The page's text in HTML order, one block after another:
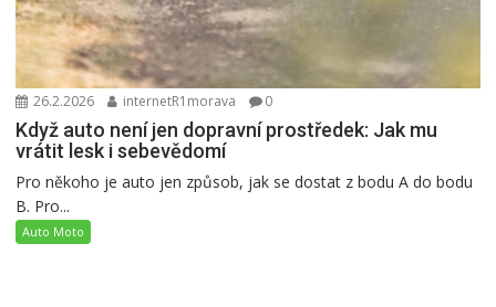
26.2.2026 internetR1morava 0
Když auto není jen dopravní prostředek: Jak mu
vrátit lesk i sebevědomí
Pro někoho je auto jen způsob, jak se dostat z bodu A do bodu
B. Pro...
Auto Moto